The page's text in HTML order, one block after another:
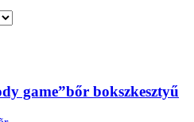
game”bőr bokszkesztyű